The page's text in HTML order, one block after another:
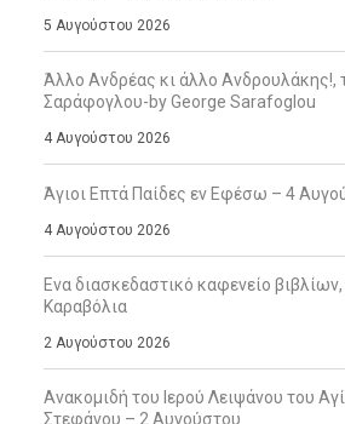
5 Αυγούστου 2026
Άλλο Ανδρέας κι άλλο Ανδρουλάκης!,
Σαράφογλου-by George Sarafoglou
4 Αυγούστου 2026
Άγιοι Επτά Παίδες εν Εφέσω – 4
4 Αυγούστου 2026
Ενα διασκεδαστικό καφενείο
Καραβόλια
2 Αυγούστου 2026
Ανακομιδή του Ιερού Λειψάνου του
Στεφάνου – 2 Αυγούστου